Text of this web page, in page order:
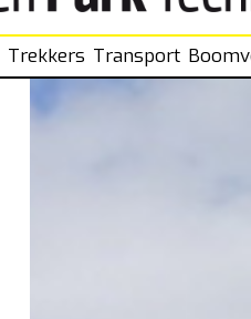
Trekkers Transport